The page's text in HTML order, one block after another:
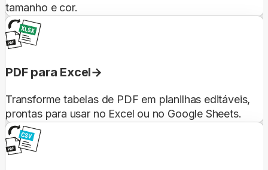
tamanho e cor.
PDF para Excel
Transforme tabelas de PDF em planilhas editáveis,
prontas para usar no Excel ou no Google Sheets.